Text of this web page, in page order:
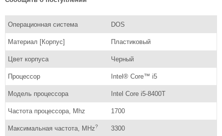
Операционная система DOS
Материал [Корпус] Пластиковый
Цвет корпуса Черный
Процессор Intel® Core™ i5
Модель процессора Intel Core i5-8400T
Частота процессора, Mhz 1700
Максимальная частота, MHz? 3300